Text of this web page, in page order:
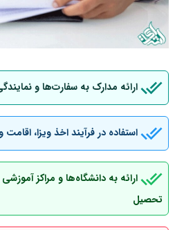
ارائه مدارک به سفارت‌ها و
استفاده در فرآیند اخذ ویزا،
ارائه به دانشگاه‌ها و مراکز
تحصیل